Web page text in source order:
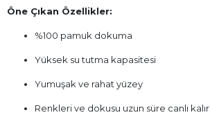
Öne Çıkan Özellikler:
%100 pamuk dokuma
Yüksek su tutma kapasitesi
Yumuşak ve rahat yüzey
Renkleri ve dokusu uzun süre canlı kalır